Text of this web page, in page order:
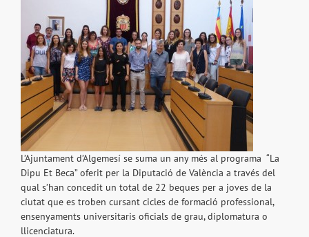
L’Ajuntament d’Algemesí se suma un any més al programa “La
Dipu Et Beca” oferit per la Diputació de València a través del
qual s’han concedit un total de 22 beques per a joves de la
ciutat que es troben cursant cicles de formació professional,
ensenyaments universitaris oficials de grau, diplomatura o
llicenciatura.